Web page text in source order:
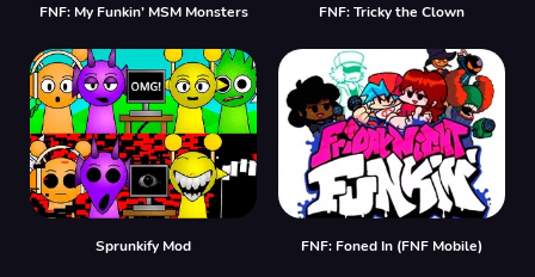
FNF: My Funkin’ MSM Monsters FNF: Tricky the Clown
Sprunkify Mod FNF: Foned In (FNF Mobile)